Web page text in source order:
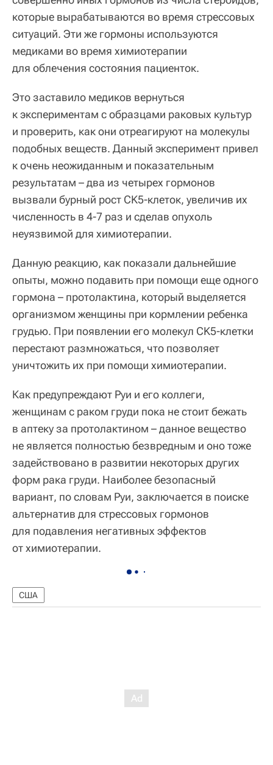
которые вырабатываются во время стрессовых
ситуаций. Эти же гормоны используются
медиками во время химиотерапии
для облечения состояния пациенток.
Это заставило медиков вернуться
к экспериментам с образцами раковых культур
и проверить, как они отреагируют на молекулы
подобных веществ. Данный эксперимент привел
к очень неожиданным и показательным
результатам – два из четырех гормонов
вызвали бурный рост CK5-клеток, увеличив их
численность в 4-7 раз и сделав опухоль
неуязвимой для химиотерапии.
Данную реакцию, как показали дальнейшие
опыты, можно подавить при помощи еще одного
гормона – протолактина, который выделяется
организмом женщины при кормлении ребенка
грудью. При появлении его молекул CK5-клетки
перестают размножаться, что позволяет
уничтожить их при помощи химиотерапии.
Как предупреждают Руи и его коллеги,
женщинам с раком груди пока не стоит бежать
в аптеку за протолактином – данное вещество
не является полностью безвредным и оно тоже
задействовано в развитии некоторых других
форм рака груди. Наиболее безопасный
вариант, по словам Руи, заключается в поиске
альтернатив для стрессовых гормонов
для подавления негативных эффектов
от химиотерапии.
США